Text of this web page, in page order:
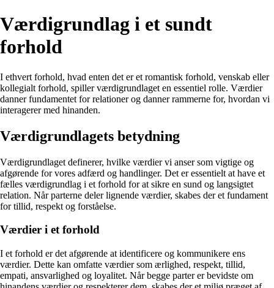
Værdigrundlag i et sundt
forhold
I ethvert forhold, hvad enten det er et romantisk forhold, venskab eller
kollegialt forhold, spiller værdigrundlaget en essentiel rolle. Værdier
danner fundamentet for relationer og danner rammerne for, hvordan vi
interagerer med hinanden.
Værdigrundlagets betydning
Værdigrundlaget definerer, hvilke værdier vi anser som vigtige og
afgørende for vores adfærd og handlinger. Det er essentielt at have et
fælles værdigrundlag i et forhold for at sikre en sund og langsigtet
relation. Når parterne deler lignende værdier, skabes der et fundament
for tillid, respekt og forståelse.
Værdier i et forhold
I et forhold er det afgørende at identificere og kommunikere ens
værdier. Dette kan omfatte værdier som ærlighed, respekt, tillid,
empati, ansvarlighed og loyalitet. Når begge parter er bevidste om